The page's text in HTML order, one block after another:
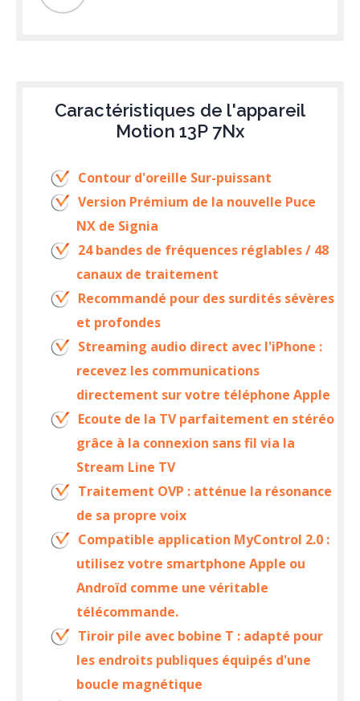
Caractéristiques de l'appareil
Motion 13P 7Nx
Contour d'oreille Sur-puissant
Version Prémium de la nouvelle Puce
NX de Signia
24 bandes de fréquences réglables / 48
canaux de traitement
Recommandé pour des surdités sévères
et profondes
Streaming audio direct avec l'iPhone :
recevez les communications
directement sur votre téléphone Apple
Ecoute de la TV parfaitement en stéréo
grâce à la connexion sans fil via la
Stream Line TV
Traitement OVP : atténue la résonance
de sa propre voix
Compatible application MyControl 2.0 :
utilisez votre smartphone Apple ou
Androïd comme une véritable
télécommande.
Tiroir pile avec bobine T : adapté pour
les endroits publiques équipés d'une
boucle magnétique